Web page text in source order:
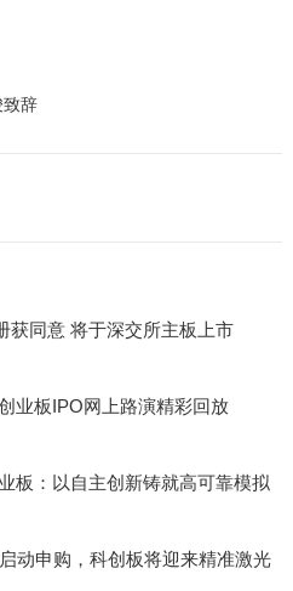
致辞
获同意 将于深交所主板上市
业板IPO网上路演精彩回放
板：以自主创新铸就高可靠模拟
动申购，科创板将迎来精准激光